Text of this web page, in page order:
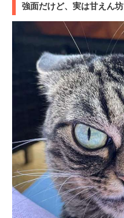
強面だけど、実は甘えん坊